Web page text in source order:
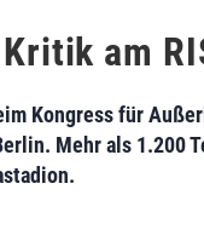
am
Kongress für
Mehr als 1.200